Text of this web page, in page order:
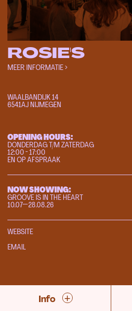
ROSIE'S
WAALBANDIJK 14
6541AJ NIJMEGEN
MORE INFORMATION
GET DIRECTIONS
ROSIE'S
MEER INFORMATIE >
WAALBANDIJK 14
6541AJ NIJMEGEN
OPENING HOURS:
DONDERDAG T/M ZATERDAG
12:00 - 17:00
EN OP AFSPRAAK
NOW SHOWING:
GROOVE IS IN THE HEART
10.07—28.08.26
WEBSITE
EMAIL
Info +